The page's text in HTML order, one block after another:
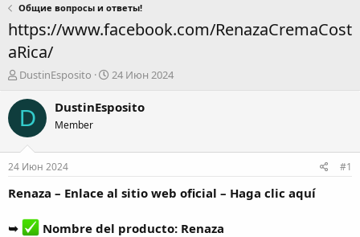
Общие вопросы и ответы!
https://www.facebook.com/RenazaCremaCost
aRica/
А
т
о
р
е
м
ы
DustinEsposito
Д
т
л
24 Июн 2024
D DustinEsposito
Member
24 Июн 2024 #1
Renaza – Enlace al sitio web oficial – Haga clic aquí
➥ Nombre del producto: Renaza